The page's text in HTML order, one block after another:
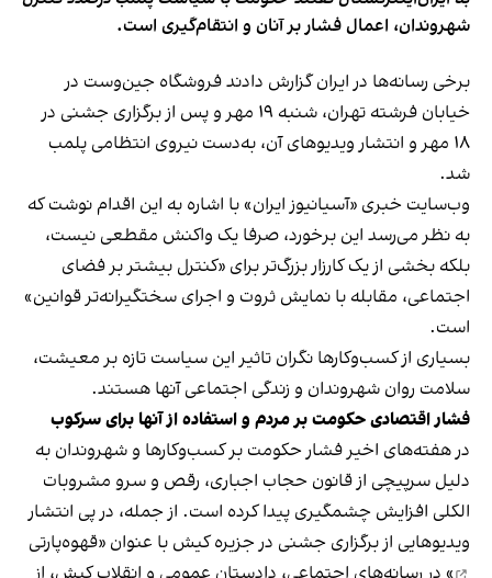
شهروندان، اعمال فشار بر آنان و انتقام‌گیری است.
برخی رسانه‌ها در ایران گزارش دادند فروشگاه جین‌وست در
خیابان فرشته تهران، شنبه ۱۹ مهر و پس از برگزاری جشنی در
۱۸ مهر و انتشار ویدیوهای آن، به‌دست نیروی انتظامی پلمب
شد.
وب‌سایت خبری «آسیانیوز ایران» با اشاره به این اقدام نوشت که
به نظر می‌رسد این برخورد، صرفا یک واکنش مقطعی نیست،
بلکه بخشی از یک کارزار بزرگ‌تر برای «کنترل بیشتر بر فضای
اجتماعی، مقابله با نمایش ثروت و اجرای سختگیرانه‌تر قوانین»
است.
بسیاری از کسب‌وکارها نگران تاثیر این سیاست‌ تازه بر معیشت،
سلامت روان شهروندان و زندگی اجتماعی آنها هستند.
فشار اقتصادی حکومت بر مردم و استفاده از آنها برای سرکوب
در هفته‌های اخیر فشار حکومت بر کسب‌وکارها و شهروندان به
دلیل سرپیچی از قانون حجاب اجباری، رقص و سرو مشروبات
الکلی افزایش چشمگیری پیدا کرده است. از جمله، در پی انتشار
ویدیوهایی از برگزاری جشنی در جزیره کیش با عنوان «قهوه‌پارتی